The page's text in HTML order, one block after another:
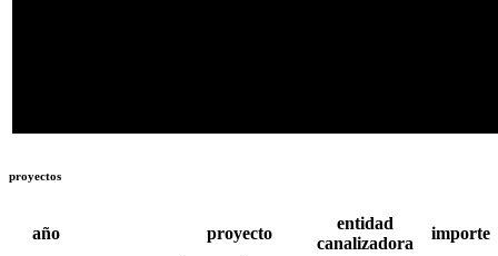
proyectos
año proyecto
entidad
canalizadora
importe